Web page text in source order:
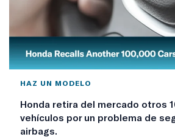
HAZ UN MODELO
Honda retira del mercado otros
vehículos por un problema de
airbags.